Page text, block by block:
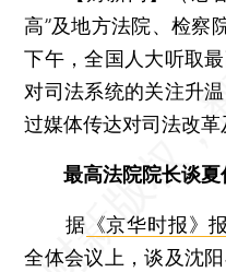
高”及地方法院、检察
下午，全国人大听取
对司法系统的关注升
过媒体传达对司法改革
最高法院院长谈夏
据 《京华时报》
全体会议上，谈及沈